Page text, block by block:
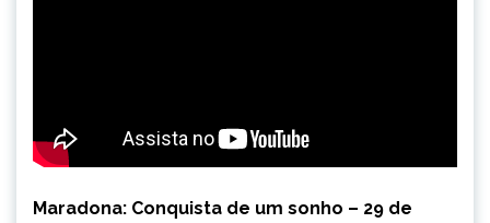
Maradona: Conquista de um sonho – 29 de